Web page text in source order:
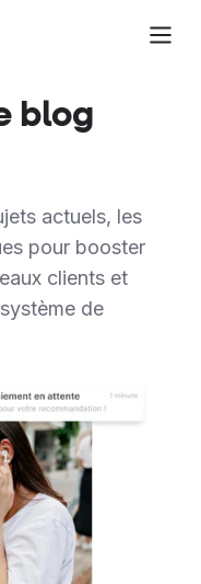
blog
actuels, les
pour booster
clients et
de